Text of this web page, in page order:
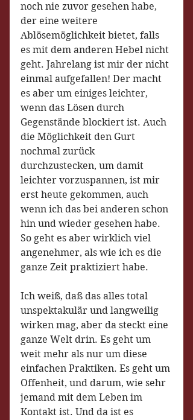
noch nie zuvor gesehen habe,
der eine weitere
Ablösemöglichkeit bietet, falls
es mit dem anderen Hebel nicht
geht. Jahrelang ist mir der nicht
einmal aufgefallen! Der macht
es aber um einiges leichter,
wenn das Lösen durch
Gegenstände blockiert ist. Auch
die Möglichkeit den Gurt
nochmal zurück
durchzustecken, um damit
leichter vorzuspannen, ist mir
erst heute gekommen, auch
wenn ich das bei anderen schon
hin und wieder gesehen habe.
So geht es aber wirklich viel
angenehmer, als wie ich es die
ganze Zeit praktiziert habe.
Ich weiß, daß das alles total
unspektakulär und langweilig
wirken mag, aber da steckt eine
ganze Welt drin. Es geht um
weit mehr als nur um diese
einfachen Praktiken. Es geht um
Offenheit, und darum, wie sehr
jemand mit dem Leben im
Kontakt ist. Und da ist es